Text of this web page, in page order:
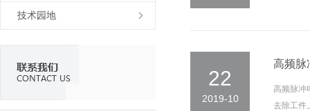
技术园地
22
2019-10
高频脉
高频脉冲
去除工件